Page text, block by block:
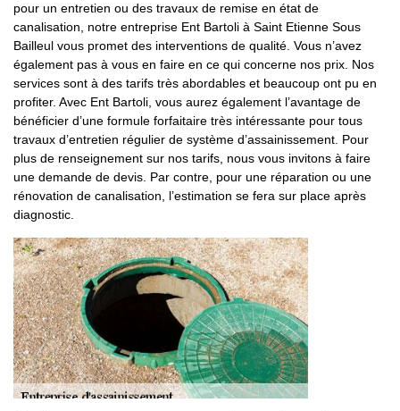
pour un entretien ou des travaux de remise en état de
canalisation, notre entreprise Ent Bartoli à Saint Etienne Sous
Bailleul vous promet des interventions de qualité. Vous n’avez
également pas à vous en faire en ce qui concerne nos prix. Nos
services sont à des tarifs très abordables et beaucoup ont pu en
profiter. Avec Ent Bartoli, vous aurez également l’avantage de
bénéficier d’une formule forfaitaire très intéressante pour tous
travaux d’entretien régulier de système d’assainissement. Pour
plus de renseignement sur nos tarifs, nous vous invitons à faire
une demande de devis. Par contre, pour une réparation ou une
rénovation de canalisation, l’estimation se fera sur place après
diagnostic.